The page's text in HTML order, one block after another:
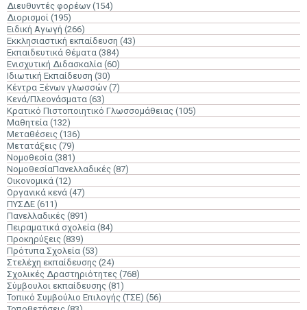
Διευθυντές φορέων (154)
Διορισμοί (195)
Ειδική Αγωγή (266)
Εκκλησιαστική εκπαίδευση (43)
Εκπαιδευτικά Θέματα (384)
Ενισχυτική Διδασκαλία (60)
Ιδιωτική Εκπαίδευση (30)
Κέντρα Ξένων γλωσσών (7)
Κενά/Πλεονάσματα (63)
Κρατικό Πιστοποιητικό Γλωσσομάθειας (105)
Μαθητεία (132)
Μεταθέσεις (136)
Μετατάξεις (79)
Νομοθεσία (381)
ΝομοθεσίαΠανελλαδικές (87)
Οικονομικά (12)
Οργανικά κενά (47)
ΠΥΣΔΕ (611)
Πανελλαδικές (891)
Πειραματικά σχολεία (84)
Προκηρύξεις (839)
Πρότυπα Σχολεία (53)
Στελέχη εκπαίδευσης (24)
Σχολικές Δραστηριότητες (768)
Σύμβουλοι εκπαίδευσης (81)
Τοπικό Συμβούλιο Επιλογής (ΤΣΕ) (56)